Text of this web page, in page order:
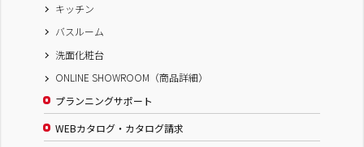
キッチン
バスルーム
洗面化粧台
ONLINE SHOWROOM（商品詳細）
プランニングサポート
WEBカタログ・カタログ請求